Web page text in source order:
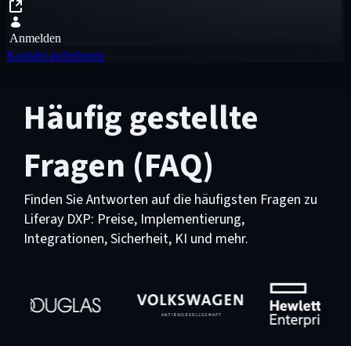
Anmelden
Kontakt aufnehmen
Häufig gestellte
Fragen (FAQ)
Finden Sie Antworten auf die häufigsten Fragen zu
Liferay DXP: Preise, Implementierung,
Integrationen, Sicherheit, KI und mehr.